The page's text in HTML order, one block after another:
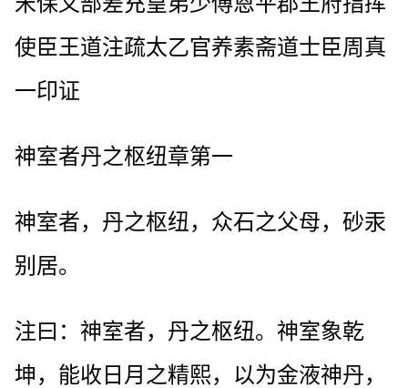
使臣王道注疏太乙官养素斋道士臣周真
一印证
神室者丹之枢纽章第一
神室者，丹之枢纽，众石之父母，砂汞
别居。
注曰：神室者，丹之枢纽。神室象乾
坤，能收日月之精熙，以为金液神丹，